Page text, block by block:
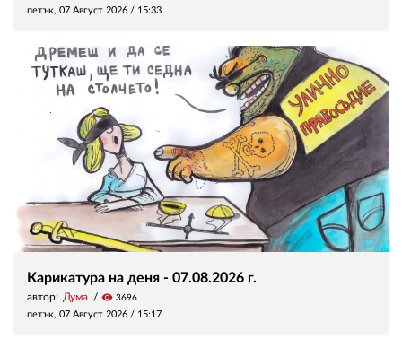
петък, 07 Август 2026 / 15:33
Карикатура на деня - 07.08.2026 г.
автор: Дума visibility 3696
петък, 07 Август 2026 / 15:17